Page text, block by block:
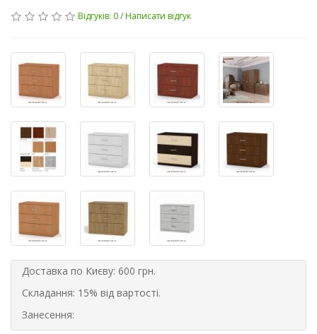
Відгуків: 0/Написати відгук
Доставка по Києву: 600 грн.
Складання: 15% від вартості.
Занесення: